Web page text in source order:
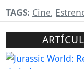
TAGS: Cine,